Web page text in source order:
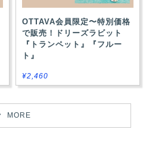
OTTAVA会員限定〜特別価格
で販売！ドリーズラビット
『トランペット』『フルー
ト』
¥2,460
MORE